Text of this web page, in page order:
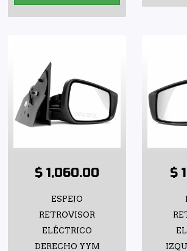
$ 1,060.00
ESPEJO
RETROVISOR
ELÉCTRICO
DERECHO YYM
$